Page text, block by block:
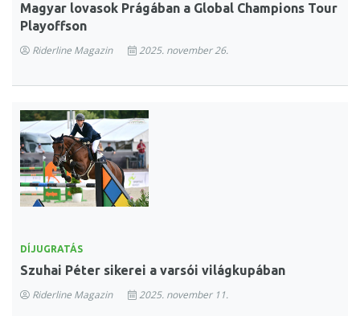
Magyar lovasok Prágában a Global Champions Tour
Playoffson
Riderline Magazin 2025. november 26.
DÍJUGRATÁS
Szuhai Péter sikerei a varsói világkupában
Riderline Magazin 2025. november 11.